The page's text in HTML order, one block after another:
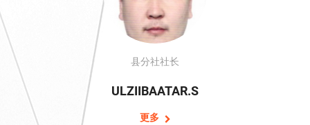
县分社社长
ULZIIBAATAR.S
更多